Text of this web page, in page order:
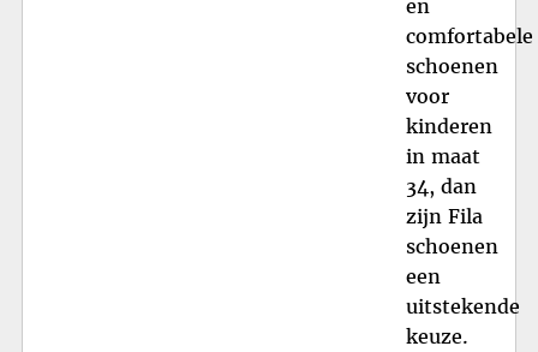
en
comfortabele
schoenen
voor
kinderen
in maat
34, dan
zijn Fila
schoenen
een
uitstekende
keuze.